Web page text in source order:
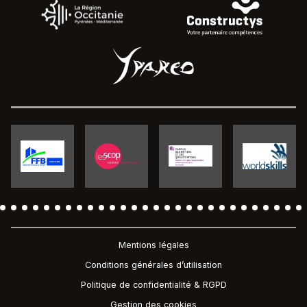
Pied de pageMentions légales
Conditions générales d’utilisation
Politique de confidentialité & RGPD
Gestion des cookies